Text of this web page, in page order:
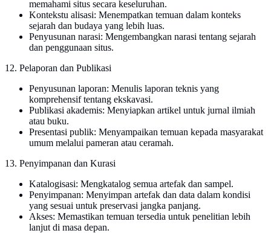
memahami situs secara keseluruhan.
Kontekstu alisasi: Menempatkan temuan dalam konteks
sejarah dan budaya yang lebih luas.
Penyusunan narasi: Mengembangkan narasi tentang sejarah
dan penggunaan situs.
12. Pelaporan dan Publikasi
Penyusunan laporan: Menulis laporan teknis yang
komprehensif tentang ekskavasi.
Publikasi akademis: Menyiapkan artikel untuk jurnal ilmiah
atau buku.
Presentasi publik: Menyampaikan temuan kepada masyarakat
umum melalui pameran atau ceramah.
13. Penyimpanan dan Kurasi
Katalogisasi: Mengkatalog semua artefak dan sampel.
Penyimpanan: Menyimpan artefak dan data dalam kondisi
yang sesuai untuk preservasi jangka panjang.
Akses: Memastikan temuan tersedia untuk penelitian lebih
lanjut di masa depan.